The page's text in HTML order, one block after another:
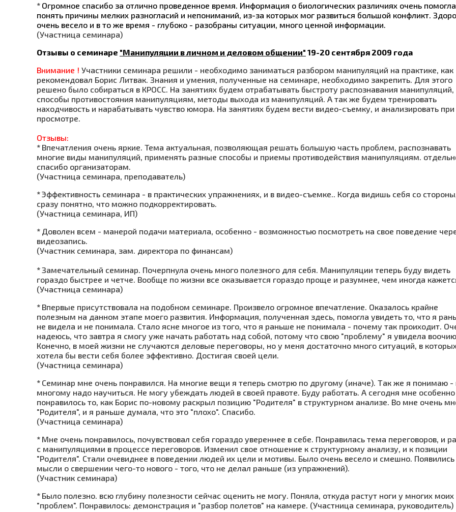
* Огромное спасибо за отлично проведенное время. Информация о биологических различиях очень помогла
понять причины мелких разногласий и непониманий, из-за которых мог развиться большой конфликт.
очень весело и в то же время - глубоко - разобраны ситуации, много ценной информации.
(Участница семинара)
Отзывы о семинаре "Манипуляции в личном и деловом общении" 19-20 сентября 2009 года
Внимание ! Участники семинара решили - необходимо заниматься разбором манипуляций на практике, как
рекомендовал Борис Литвак. Знания и умения, полученные на семинаре, необходимо закрепить. Для этого
решено было собираться в КРОСС. На занятиях будем отрабатывать быстроту распознавания манипуляций,
способы противостояния манипуляциям, методы выхода из манипуляций. А так же будем тренировать
находчивость и нарабатывать чувство юмора. На занятиях будем вести видео-съемку, и анализировать при
просмотре.
Отзывы:
* Впечатления очень яркие. Тема актуальная, позволяющая решать большую часть проблем, распознавать
многие виды манипуляций, применять разные способы и приемы противодействия манипуляциям.
спасибо организаторам.
(Участница семинара, преподаватель)
*Эффективность семинара - в практических упражнениях, и в видео-съемке.. Когда видишь себя со
сразу понятно, что можно подкорректировать.
(Участница семинара, ИП)
* Доволен всем - манерой подачи материала, особенно - возможностью посмотреть на свое поведение
видеозапись.
(Участник семинара, зам. директора по финансам)
*Замечательный семинар. Почерпнула очень много полезного для себя. Манипуляции теперь буду видеть
гораздо быстрее и четче. Вообще по жизни все оказывается гораздо проще и разумнее, чем иногда
(Участница семинара)
* Впервые присутствовала на подобном семинаре. Произвело огромное впечатление. Оказалось крайне
полезным на данном этапе моего развития. Информация, полученная здесь, помогла увидеть то, что я
не видела и не понимала. Стало ясне многое из того, что я раньше не понимала - почему так проиходит.
надеюсь, что завтра я смогу уже начать работать над собой, потому что свою "проблему" я увидела
Конечно, в моей жизни не случаются деловые переговоры, но у меня достаточно много ситуаций, в
хотела бы вести себя более эффективно. Достигая своей цели.
(Участница семинара)
* Семинар мне очень понравился. На многие вещи я теперь смотрю по другому (иначе). Так же я понимаю -
многому надо научиться. Не могу убеждать людей в своей правоте. Буду работать. А сегодня мне особенно
понравилось то, как Борис по-новому раскрыл позицию "Родителя" в структурном анализе. Во мне очень
"Родителя", и я раньше думала, что это "плохо". Спасибо.
(Участница семинара)
* Мне очень понравилось, почувствовал себя гораздо увереннее в себе. Понравилась тема переговоров, и
с манипуляциями в процессе переговоров. Изменил свое отношение к структурному анализу, и к позиции
"Родителя". Стали очевиднее в поведении людей их цели и мотивы. Было очень весело и смешно. Появились
мысли о свершении чего-то нового - того, что не делал раньше (из упражнений).
(Участник семинара)
* Было полезно. всю глубину полезности сейчас оценить не могу. Поняла, откуда растут ноги у многих моих
"проблем". Понравилось: демонстрация и "разбор полетов" на камере. (Участница семинара, руководитель)